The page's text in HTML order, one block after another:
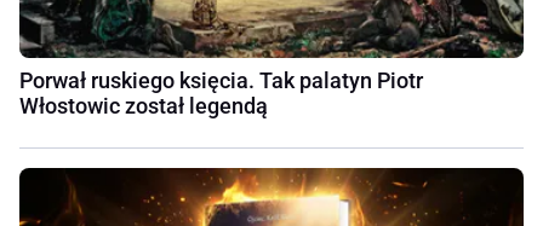
Porwał ruskiego księcia. Tak palatyn Piotr
Włostowic został legendą